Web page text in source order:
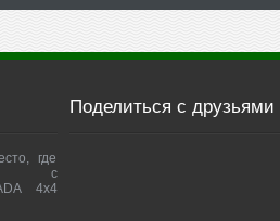
где
с
4x4
Поделиться с друзьями